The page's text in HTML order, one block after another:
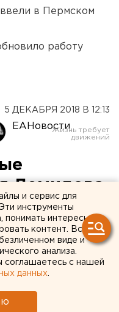
в Пермском
работу
5 ДЕКАБРЯ 2018 В 12:13
ЕАНовости
Демидова
и сервис для
инструменты
понимать интересы
контент. Вся
виде и
анализа.
соглашаетесь с нашей
данных